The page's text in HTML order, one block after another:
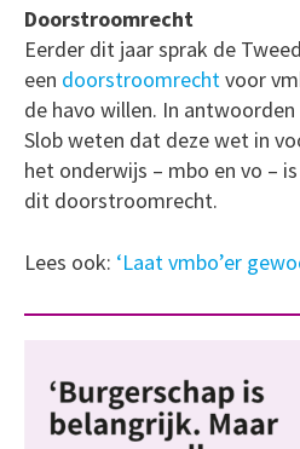
Doorstroomrecht
Eerder dit jaar sprak de
een doorstroomrechtvoor
de havo willen. In
Slob weten dat deze wet in
het onderwijs – mbo en vo –
dit doorstroomrecht.
Lees ook: ‘Laat vmbo’er